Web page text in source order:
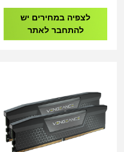
CMH32GX5M2B6000C38
לצפיה במחירים יש
להתחבר לאתר